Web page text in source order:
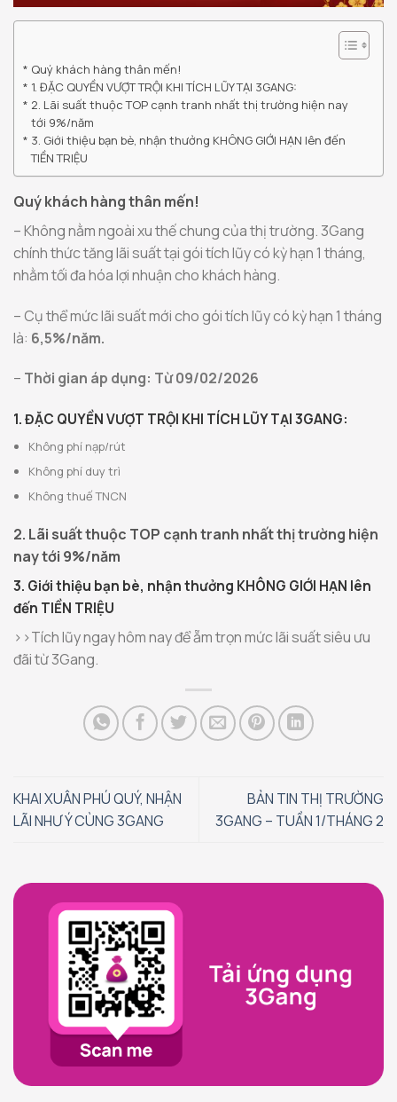
Quý khách hàng thân mến!
1. ĐẶC QUYỀN VƯỢT TRỘI KHI TÍCH LŨY TẠI 3GANG:
2. Lãi suất thuộc TOP cạnh tranh nhất thị trường hiện nay
tới 9%/năm
3. Giới thiệu bạn bè, nhận thưởng KHÔNG GIỚI HẠN lên đến
TIỀN TRIỆU
Quý khách hàng thân mến!
– Không nằm ngoài xu thế chung của thị trường. 3Gang
chính thức tăng lãi suất tại gói tích lũy có kỳ hạn 1 tháng,
nhằm tối đa hóa lợi nhuận cho khách hàng.
– Cụ thể mức lãi suất mới cho gói tích lũy có kỳ hạn 1 tháng
là: 6,5%/năm.
– Thời gian áp dụng: Từ 09/02/2026
1. ĐẶC QUYỀN VƯỢT TRỘI KHI TÍCH LŨY TẠI 3GANG:
Không phí nạp/rút
Không phí duy trì
Không thuế TNCN
2. Lãi suất thuộc TOP cạnh tranh nhất thị trường hiện
nay tới 9%/năm
3. Giới thiệu bạn bè, nhận thưởng KHÔNG GIỚI HẠN lên
đến TIỀN TRIỆU
>>Tích lũy ngay hôm nay để ẵm trọn mức lãi suất siêu ưu
đãi từ 3Gang.
KHAI XUÂN PHÚ QUÝ, NHẬN
LÃI NHƯ Ý CÙNG 3GANG
BẢN TIN THỊ TRƯỜNG
3GANG – TUẦN 1/THÁNG 2